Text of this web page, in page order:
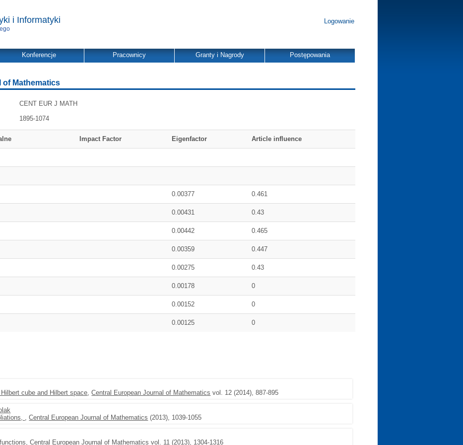
i Informatyki Logowanie
Konferencje Pracownicy Granty i Nagrody Postępowania
Mathematics
CENT EUR J MATH
1895-1074
Impact Factor Eigenfactor Article influence
0.00377 0.461
0.00431 0.43
0.00442 0.465
0.00359 0.447
0.00275 0.43
0.00178 0
0.00152 0
0.00125 0
cube and Hilbert space,Central European Journal of Mathematics vol. 12 (2014), 887-895
,Central European Journal of Mathematics (2013), 1039-1055
,Central European Journal of Mathematics vol. 11 (2013), 1304-1316